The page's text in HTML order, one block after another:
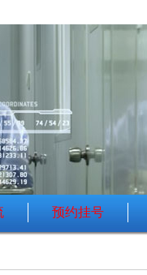
预约挂号